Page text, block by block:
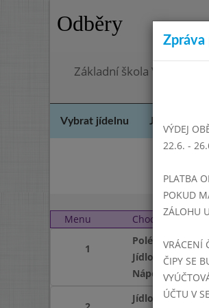
Odběry
Základní škola Vrbno
Vybrat jídelnu Jídelní lístek
Menu
Chod
1
Polévka
Jídlo
Nápoj
Jídlo
Zpráva
VÝDEJ
22.6. -
PLATBA
POKUD
ZÁLOHU
VRÁCENÍ
ČIPY SE
ÚČTU V